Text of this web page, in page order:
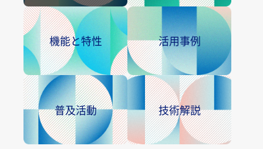
機能と特性 活用事例
普及活動 技術解説